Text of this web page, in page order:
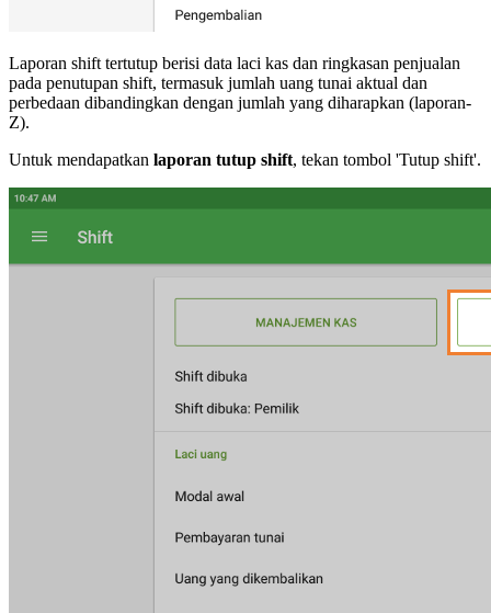
Laporan shift tertutup berisi data laci kas dan ringkasan penjualan
pada penutupan shift, termasuk jumlah uang tunai aktual dan
perbedaan dibandingkan dengan jumlah yang diharapkan (laporan-
Z).
Untuk mendapatkan laporan tutup shift, tekan tombol 'Tutup shift'.